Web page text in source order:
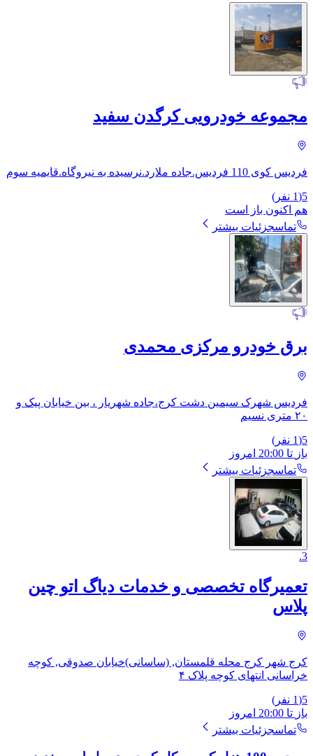
مجموعه خودرویی کرگدن سفید
فردیس کوی 110 فردیس.جاده ملارد.نرسیده به نیروگاه.قایمیه سوم
5
(
1 نفر)
هم اکنون باز است
تماسجزئیات بیشتر
برق خودرو مرکزی محمدی
فردیس شهرک سیمین دشت ​کرج،جاده شهریار ، بین خیابان پیک و
۲۰ متری نسیم
5
(
1 نفر)
باز تا 20:00 امروز
تماسجزئیات بیشتر
3
.
تعمیرگاه تخصصی و خدمات دیاگ اتو چین
پلاس
کرج شهر کرج محله قلمستان, (ساسانی)خیابان صدوقی, کوچه
خراسانی انتهای کوچه پلاک ۴
5
(
1 نفر)
باز تا 20:00 امروز
تماسجزئیات بیشتر